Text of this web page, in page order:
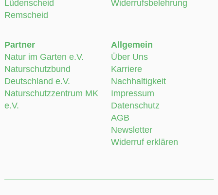
Lüdenscheid
Remscheid
Widerrufsbelehrung
Partner
Natur im Garten e.V.
Naturschutzbund
Deutschland e.V.
Naturschutzzentrum MK
e.V.
Allgemein
Über Uns
Karriere
Nachhaltigkeit
Impressum
Datenschutz
AGB
Newsletter
Widerruf erklären